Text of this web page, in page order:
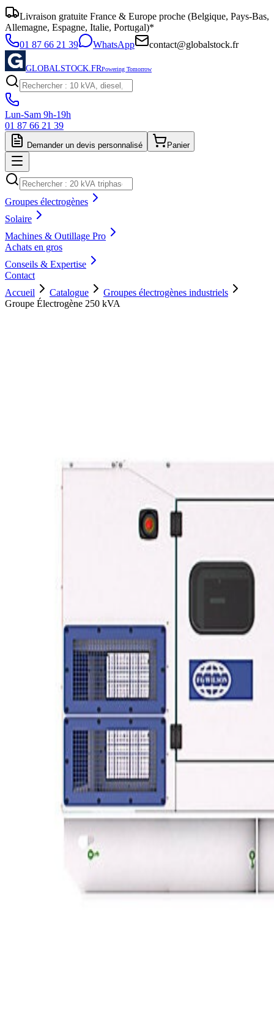
Livraison gratuite France & Europe proche (Belgique, Pays-Bas,
Allemagne, Espagne, Italie, Portugal)*
01 87 66 21 39
WhatsApp contact@globalstock.fr
GLOBALSTOCK.FRPowering Tomorrow
Lun-Sam 9h-19h
01 87 66 21 39
Demander un devis personnalisé Panier
Groupes électrogènes
Solaire
Machines & Outillage Pro
Achats en gros
Conseils & Expertise
Contact
Accueil
Catalogue
Groupes électrogènes industriels
Groupe Électrogène 250 kVA